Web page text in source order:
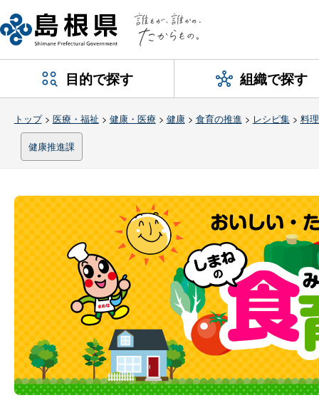
目的で探す 組織で探す
トップ> 医療・福祉 > 健康・医療 > 健康> 食育の推進 > レシピ集> 料
健康推進課